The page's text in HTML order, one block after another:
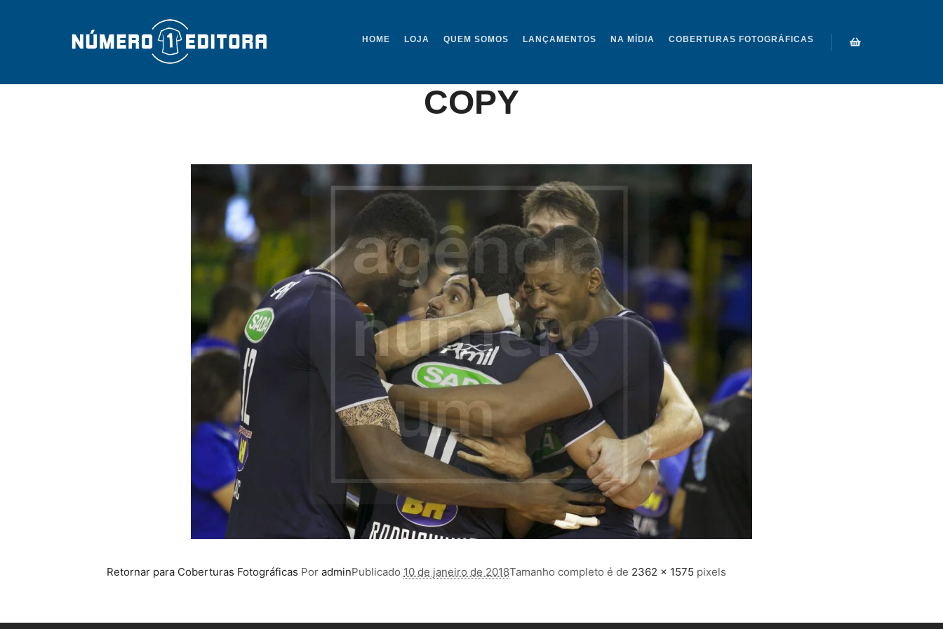
HOME LOJA QUEM SOMOS LANÇAMENTOS NA MÍDIA COBERTURAS FOTOGRÁFICAS
FOTO THIAGO SORAGGI. MUNDIAL 2016 048
COPY
Retornar para Coberturas Fotográficas Por adminPublicado 10 de janeiro de 2018Tamanho completo é de 2362 × 1575 pixels